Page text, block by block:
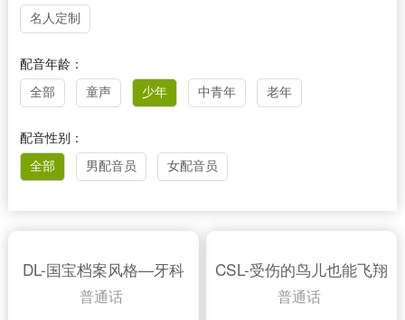
名人定制
配音年龄：
全部 童声 少年 中青年 老年
配音性别：
全部 男配音员 女配音员
DL-国宝档案风格—牙科
普通话
CSL-受伤的鸟儿也能飞翔
普通话